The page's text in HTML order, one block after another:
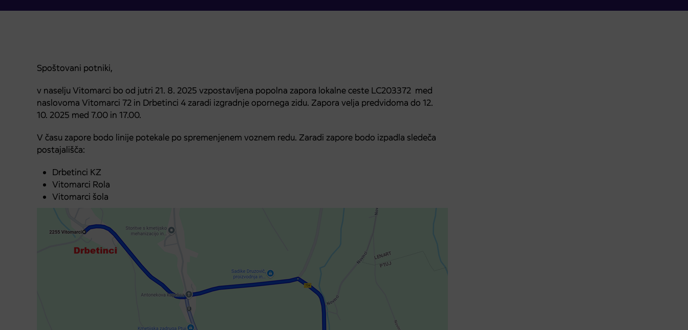
Spoštovani potniki,
v naselju Vitomarci bo od jutri 21. 8. 2025 vzpostavljena popolna zapora lokalne ceste LC203372 med
naslovoma Vitomarci 72 in Drbetinci 4 zaradi izgradnje opornega zidu. Zapora velja predvidoma do 12.
10. 2025 med 7.00 in 17.00.
V času zapore bodo linije potekale po spremenjenem voznem redu. Zaradi zapore bodo izpadla sledeča
postajališča:
Drbetinci KZ
Vitomarci Rola
Vitomarci šola